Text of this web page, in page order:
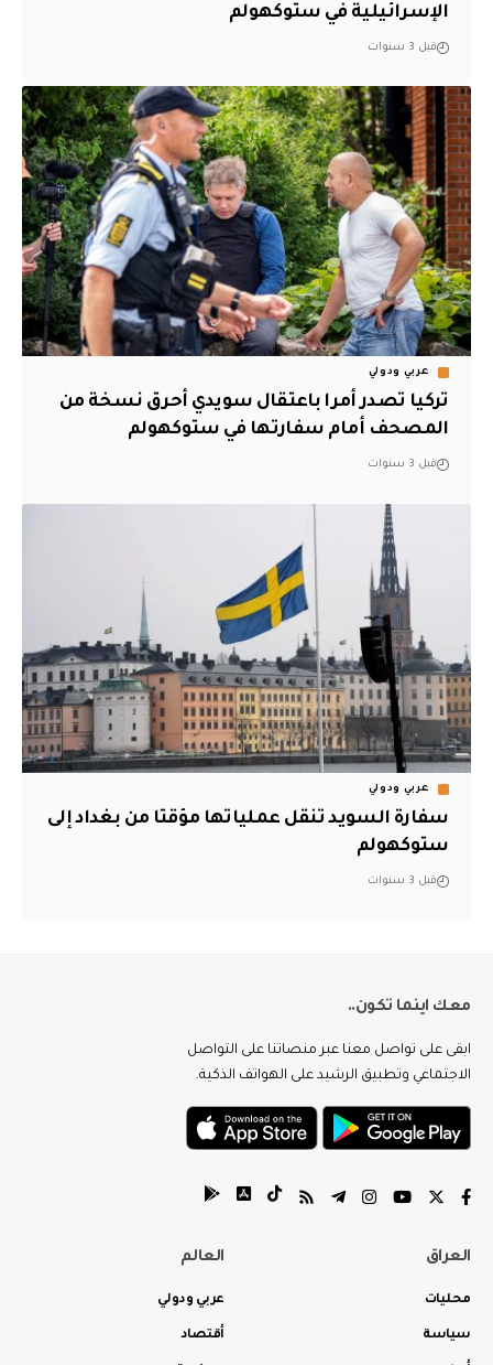
الإسرائيلية في ستوكهولم
قبل 3 سنوات
عربي ودولي
تركيا تصدر أمرا باعتقال سويدي أحرق نسخة من
المصحف أمام سفارتها في ستوكهولم
قبل 3 سنوات
عربي ودولي
سفارة السويد تنقل عملياتها مؤقتا من بغداد إلى
ستوكهولم
قبل 3 سنوات
معك اينما تكون..
ابقى على تواصل معنا عبر منصاتنا على التواصل
الاجتماعي وتطبيق الرشيد على الهواتف الذكية.
العراق
محليات
سياسة
العالم
عربي ودولي
أقتصاد